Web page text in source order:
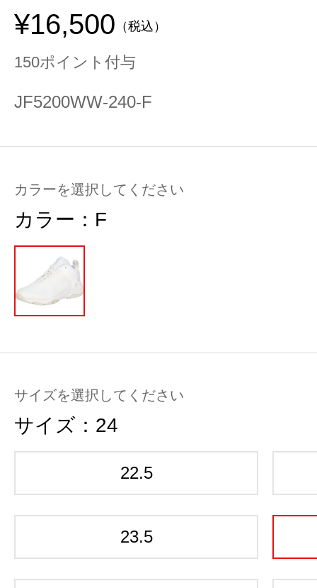
¥16,500 （税込）
150ポイント付与
JF5200WW-240-F
カラーを選択してください
カラー： F
サイズを選択してください
サイズ： 24
22.5
23.5